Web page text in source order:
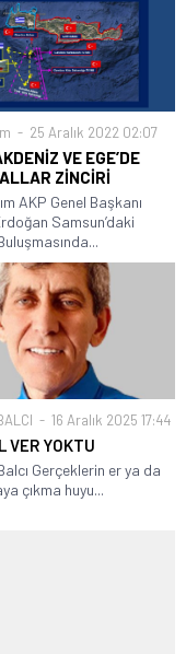
25 Aralık 2022 02:07
VE EGE’DE
ZİNCİRİ
AKP Genel Başkanı
Samsun’daki
16 Aralık 2025 17:44
VER YOKTU
Gerçeklerin er ya da
çıkma huyu...